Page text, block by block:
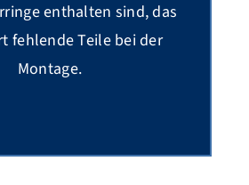
enthalten sind, das
fehlende Teile bei der
Montage.